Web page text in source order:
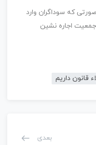
که سوداگران وارد
اجاره نشین
قانون داریم
بعدی